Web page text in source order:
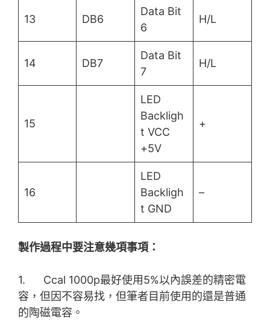
13 DB6
Data Bit
6
H/L
14 DB7
Data Bit
7
H/L
15
LED
Backligh
t VCC
+5V
+
16
LED
Backligh
t GND
–
製作過程中要注意幾項事項：
1. Ccal 1000p最好使用5%以內誤差的精密電
容，但因不容易找，但筆者目前使用的還是普通
的陶磁電容。